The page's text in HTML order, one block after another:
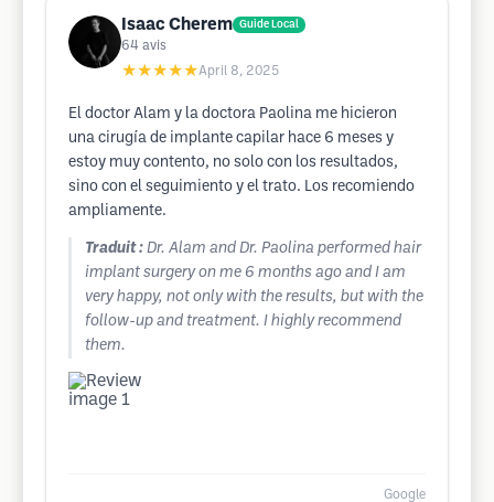
Isaac Cherem Guide Local
64 avis
★★★★★April 8, 2025
El doctor Alam y la doctora Paolina me hicieron
una cirugía de implante capilar hace 6 meses y
estoy muy contento, no solo con los resultados,
sino con el seguimiento y el trato. Los recomiendo
ampliamente.
Traduit : Dr. Alam and Dr. Paolina performed hair
implant surgery on me 6 months ago and I am
very happy, not only with the results, but with the
follow-up and treatment. I highly recommend
them.
Google